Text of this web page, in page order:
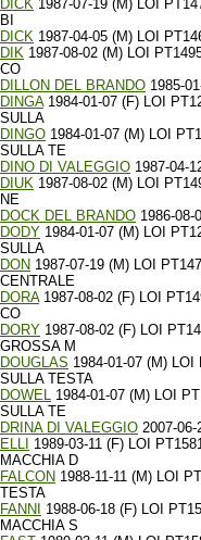
DICK 1987-07-19 (M) LOI
BI
DICK 1987-04-05 (M) LOI
DIK 1987-08-02 (M) LOI
CO
DILLON DEL BRANDO 1985-
DINGA1984-01-07 (F) LOI
SULLA
DINGO 1984-01-07 (M) LOI
SULLA TE
DINO DI VALEGGIO 1987-04-
DIUK 1987-08-02 (M) LOI
NE
DOCK DEL BRANDO 1986-08-
DODY 1984-01-07 (M) LOI
SULLA
DON 1987-07-19 (M) LOI
CENTRALE
DORA1987-08-02 (F) LOI
CO
DORY 1987-08-02 (F) LOI
GROSSA M
DOUGLAS 1984-01-07 (M)
SULLA TESTA
DOWEL 1984-01-07 (M) LOI
SULLA TE
DRINA DI VALEGGIO 2007-
ELLI 1989-03-11 (F) LOI
MACCHIA D
FALCON 1988-11-11 (M) LOI
TESTA
FANNI
1988-06-18 (F) LOI
MACCHIA S